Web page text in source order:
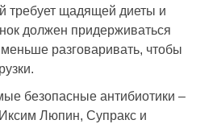
требует щадящей диеты и
должен придерживаться
разговаривать, чтобы
безопасные антибиотики –
Люпин, Супракс и